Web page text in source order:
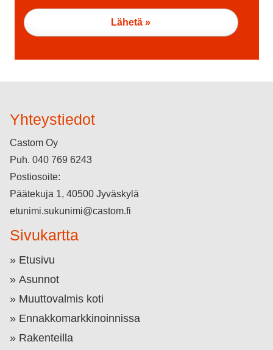
Yhteystiedot
Castom Oy
Puh. 040 769 6243
Postiosoite:
Päätekuja 1, 40500 Jyväskylä
etunimi.sukunimi@castom.fi
Sivukartta
Etusivu
Asunnot
Muuttovalmis koti
Ennakkomarkkinoinnissa
Rakenteilla